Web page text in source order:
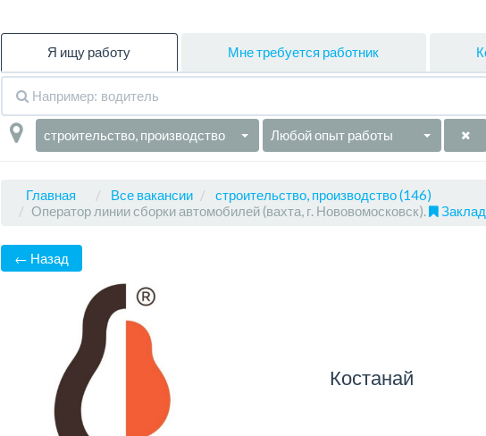
Я ищу работу Мне требуется работник
строительство, производство Любой опыт работы
Главная Все вакансии
строительство, производство (146)
Оператор линии сборки автомобилей (вахта, г. Нововомосковск).
← Назад
Костанай